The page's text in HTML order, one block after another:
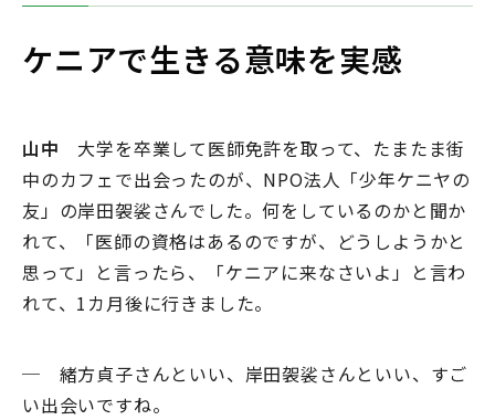
ケニアで生きる意味を実感
山中 大学を卒業して医師免許を取って、たまたま街
中のカフェで出会ったのが、NPO法人「少年ケニヤの
友」の岸田袈裟さんでした。何をしているのかと聞か
れて、「医師の資格はあるのですが、どうしようかと
思って」と言ったら、「ケニアに来なさいよ」と言わ
れて、1カ月後に行きました。
─ 緒方貞子さんといい、岸田袈裟さんといい、すご
い出会いですね。